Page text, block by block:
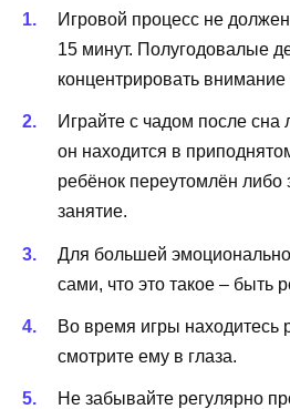
Игровой процесс не
15 минут. Полугодовалые
концентрировать
Играйте с чадом после сна
он находится в
ребёнок переутомлён либо
занятие.
Для большей
сами, что это такое – быть
Во время игры
смотрите ему в глаза.
Не забывайте регулярно